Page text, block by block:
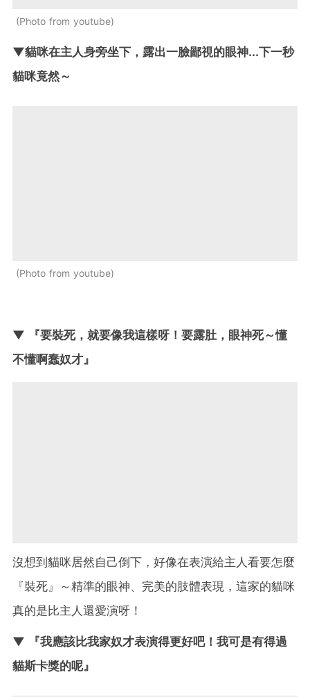
Photo from youtube
▼貓咪在主人身旁坐下，露出一臉鄙視的眼神...下一秒
貓咪竟然～
Photo from youtube
▼ 『要裝死，就要像我這樣呀！要露肚，眼神死～懂
不懂啊蠢奴才』
沒想到貓咪居然自己倒下，好像在表演給主人看要怎麼
『裝死』～精準的眼神、完美的肢體表現，這家的貓咪
真的是比主人還愛演呀！
▼ 『我應該比我家奴才表演得更好吧！我可是有得過
貓斯卡獎的呢』